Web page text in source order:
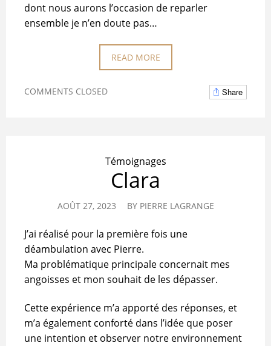
dont nous aurons l’occasion de reparler
ensemble je n’en doute pas…
READ MORE
COMMENTS CLOSED Share
Témoignages
Clara
AOÛT 27, 2023 BY PIERRE LAGRANGE
J’ai réalisé pour la première fois une
déambulation avec Pierre.
Ma problématique principale concernait mes
angoisses et mon souhait de les dépasser.
Cette expérience m’a apporté des réponses, et
m’a également conforté dans l’idée que poser
une intention et observer notre environnement